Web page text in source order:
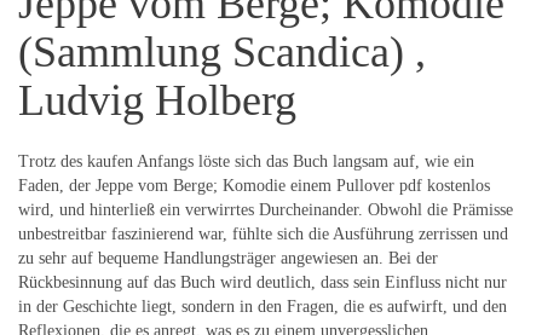
(Sammlung Scandica) ,
Ludvig Holberg
Trotz des kaufen Anfangs löste sich das Buch langsam auf, wie ein
Faden, der Jeppe vom Berge; Komodie einem Pullover pdf kostenlos
wird, und hinterließ ein verwirrtes Durcheinander. Obwohl die Prämisse
unbestreitbar faszinierend war, fühlte sich die Ausführung zerrissen und
zu sehr auf bequeme Handlungsträger angewiesen an. Bei der
Rückbesinnung auf das Buch wird deutlich, dass sein Einfluss nicht nur
in der Geschichte liegt, sondern in den Fragen, die es aufwirft, und den
Reflexionen, die es anregt, was es zu einem unvergesslichen